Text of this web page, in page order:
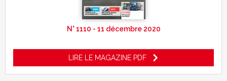
N° 1110 - 11 décembre 2020
LIRE LE MAGAZINE PDF